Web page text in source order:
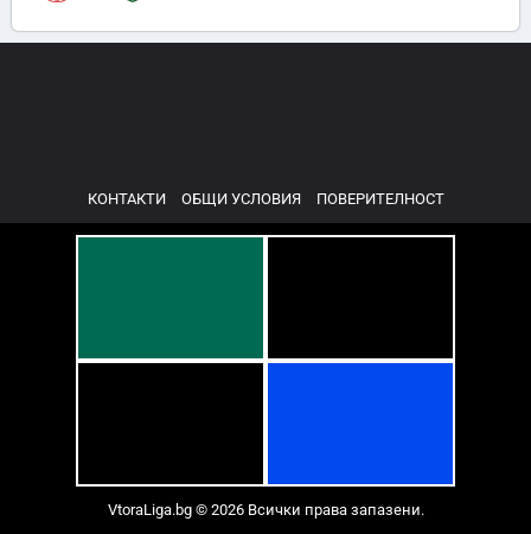
КОНТАКТИ ОБЩИ УСЛОВИЯ ПОВЕРИТЕЛНОСТ
VtoraLiga.bg © 2026 Всички права запазени.